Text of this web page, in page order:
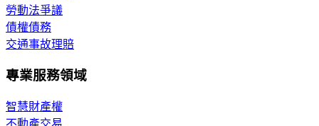
勞動法爭議
債權債務
交通事故理賠
專業服務領域
智慧財產權
不動產交易